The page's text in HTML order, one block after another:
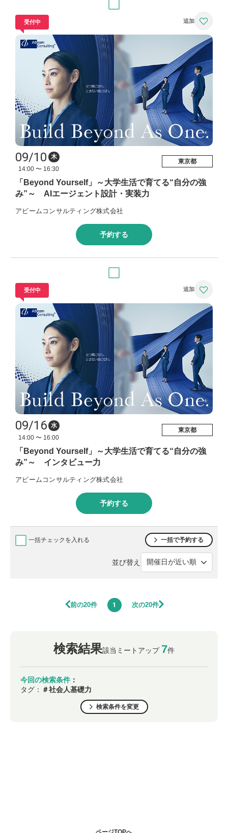
受付中
09/10
木
14:00 〜 16:30
東京都
「Beyond Yourself」～大学生活で育てる“自分の強
み”～ AIエージェント設計・実装力
アビームコンサルティング株式会社
予約する
受付中
09/16 水
14:00 〜 16:00
東京都
「Beyond Yourself」～大学生活で育てる“自分の強
み”～ インタビュー力
アビームコンサルティング株式会社
予約する
一括チェックを入れる 一括で予約する
並び替え
前の20件 1 次の20件
検索結果該当ミートアップ 7件
今回の検索条件 ：
タグ： ＃社会人基礎力
検索条件を変更